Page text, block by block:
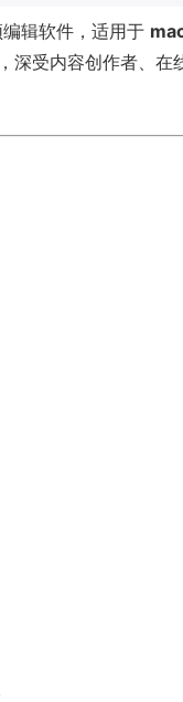
辑软件，适用于
深受内容创作者、在